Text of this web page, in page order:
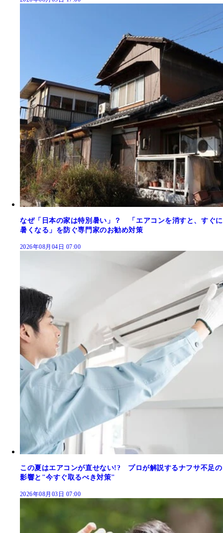
なぜ「日本の家は特別暑い」？ 「エアコンを消すと、すぐに
暑くなる」を防ぐ専門家のお勧め対策
2026年08月04日 07:00
この夏はエアコンが直せない!? プロが解説するナフサ不足の
影響と"今すぐ取るべき対策"
2026年08月03日 07:00